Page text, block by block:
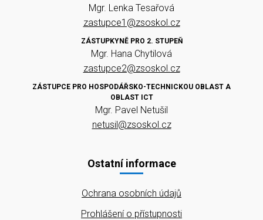
Mgr. Lenka Tesařová
zastupce1@zsoskol.cz
ZÁSTUPKYNĚ PRO 2. STUPEŇ
Mgr. Hana Chytilová
zastupce2@zsoskol.cz
ZÁSTUPCE PRO HOSPODÁŘSKO-TECHNICKOU OBLAST A
OBLAST ICT
Mgr. Pavel Netušil
netusil@zsoskol.cz
Ostatní informace
Ochrana osobních údajů
Prohlášení o přístupnosti